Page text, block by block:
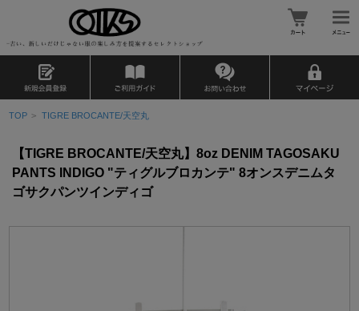
TOP > TIGRE BROCANTE/天空丸
【TIGRE BROCANTE/天空丸】8oz DENIM TAGOSAKU
PANTS INDIGO "ティグルブロカンテ" 8オンスデニムタ
ゴサクパンツインディゴ